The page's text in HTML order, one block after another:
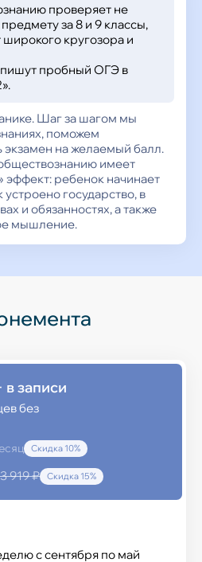
проверяет не
за 8 и 9 классы,
широкого кругозора и
пробный ОГЭ в
Шаг за шагом мы
поможем
экзамен на желаемый балл.
имеет
ребенок начинает
устроено государство, в
и обязанностях, а также
мышление.
в записи
без
Скидка 10%
919 ₽ Скидка 15%
с сентября по май